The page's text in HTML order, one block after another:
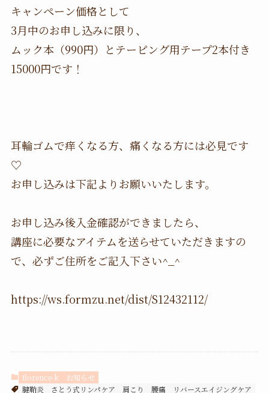
キャンペーン価格として
3月中のお申し込みに限り、
ムック本（990円）とテーピング用テープ2本付き
15000円です！
耳輪ゴムで痒くなる方、痛くなる方には必見です
♡
お申し込みは下記よりお願いいたします。
お申し込み後入金確認ができましたら、
講座に必要なアイテムを送らせていただきますの
で、必ずご住所をご記入下さい^_^
https://ws.formzu.net/dist/S12432112/
florence-k
お知らせ
腱鞘炎
さとう式リンパケア 肩こり 腰痛 リバースエイジングケア